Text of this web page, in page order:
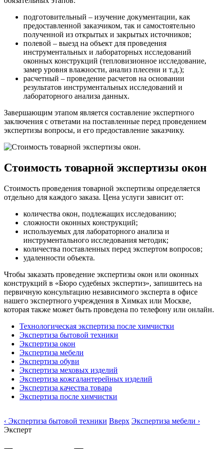
подготовительный – изучение документации, как
предоставленной заказчиком, так и самостоятельно
полученной из открытых и закрытых источников;
полевой – выезд на объект для проведения
инструментальных и лабораторных исследований
оконных конструкций (тепловизионное исследование,
замер уровня влажности, анализ плесени и т.д.);
расчетный – проведение расчетов на основании
результатов инструментальных исследований и
лабораторного анализа данных.
Завершающим этапом является составление экспертного
заключения с ответами на поставленные перед проведением
экспертизы вопросы, и его предоставление заказчику.
Стоимость товарной экспертизы окон
Стоимость проведения товарной экспертизы определяется
отдельно для каждого заказа. Цена услуги зависит от:
количества окон, подлежащих исследованию;
сложности оконных конструкций;
используемых для лабораторного анализа и
инструментального исследования методик;
количества поставленных перед экспертом вопросов;
удаленности объекта.
Чтобы заказать проведение экспертизы окон или оконных
конструкций в «Бюро судебных экспертиз», запишитесь на
первичную консультацию независимого эксперта в офисе
нашего экспертного учреждения в Химках или Москве,
которая также может быть проведена по телефону или онлайн.
Технологическая экспертиза после химчистки
Экспертиза бытовой техники
Экспертиза окон
Экспертиза мебели
Экспертиза обуви
Экспертиза меховых изделий
Экспертиза кожгалантерейных изделий
Экспертиза качества товара
Экспертиза после химчистки
‹ Экспертиза бытовой техники Вверх Экспертиза мебели ›
Эксперт